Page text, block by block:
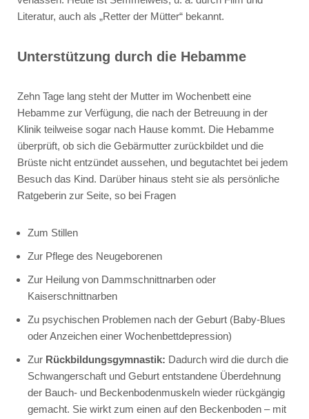
Literatur, auch als „Retter der Mütter“ bekannt.
Unterstützung durch die Hebamme
Zehn Tage lang steht der Mutter im Wochenbett eine
Hebamme zur Verfügung, die nach der Betreuung in der
Klinik teilweise sogar nach Hause kommt. Die Hebamme
überprüft, ob sich die Gebärmutter zurückbildet und die
Brüste nicht entzündet aussehen, und begutachtet bei jedem
Besuch das Kind. Darüber hinaus steht sie als persönliche
Ratgeberin zur Seite, so bei Fragen
Zum Stillen
Zur Pflege des Neugeborenen
Zur Heilung von Dammschnittnarben oder
Kaiserschnittnarben
Zu psychischen Problemen nach der Geburt (Baby-Blues
oder Anzeichen einer Wochenbettdepression)
Zur Rückbildungsgymnastik: Dadurch wird die durch die
Schwangerschaft und Geburt entstandene Überdehnung
der Bauch- und Beckenbodenmuskeln wieder rückgängig
gemacht. Sie wirkt zum einen auf den Beckenboden – mit